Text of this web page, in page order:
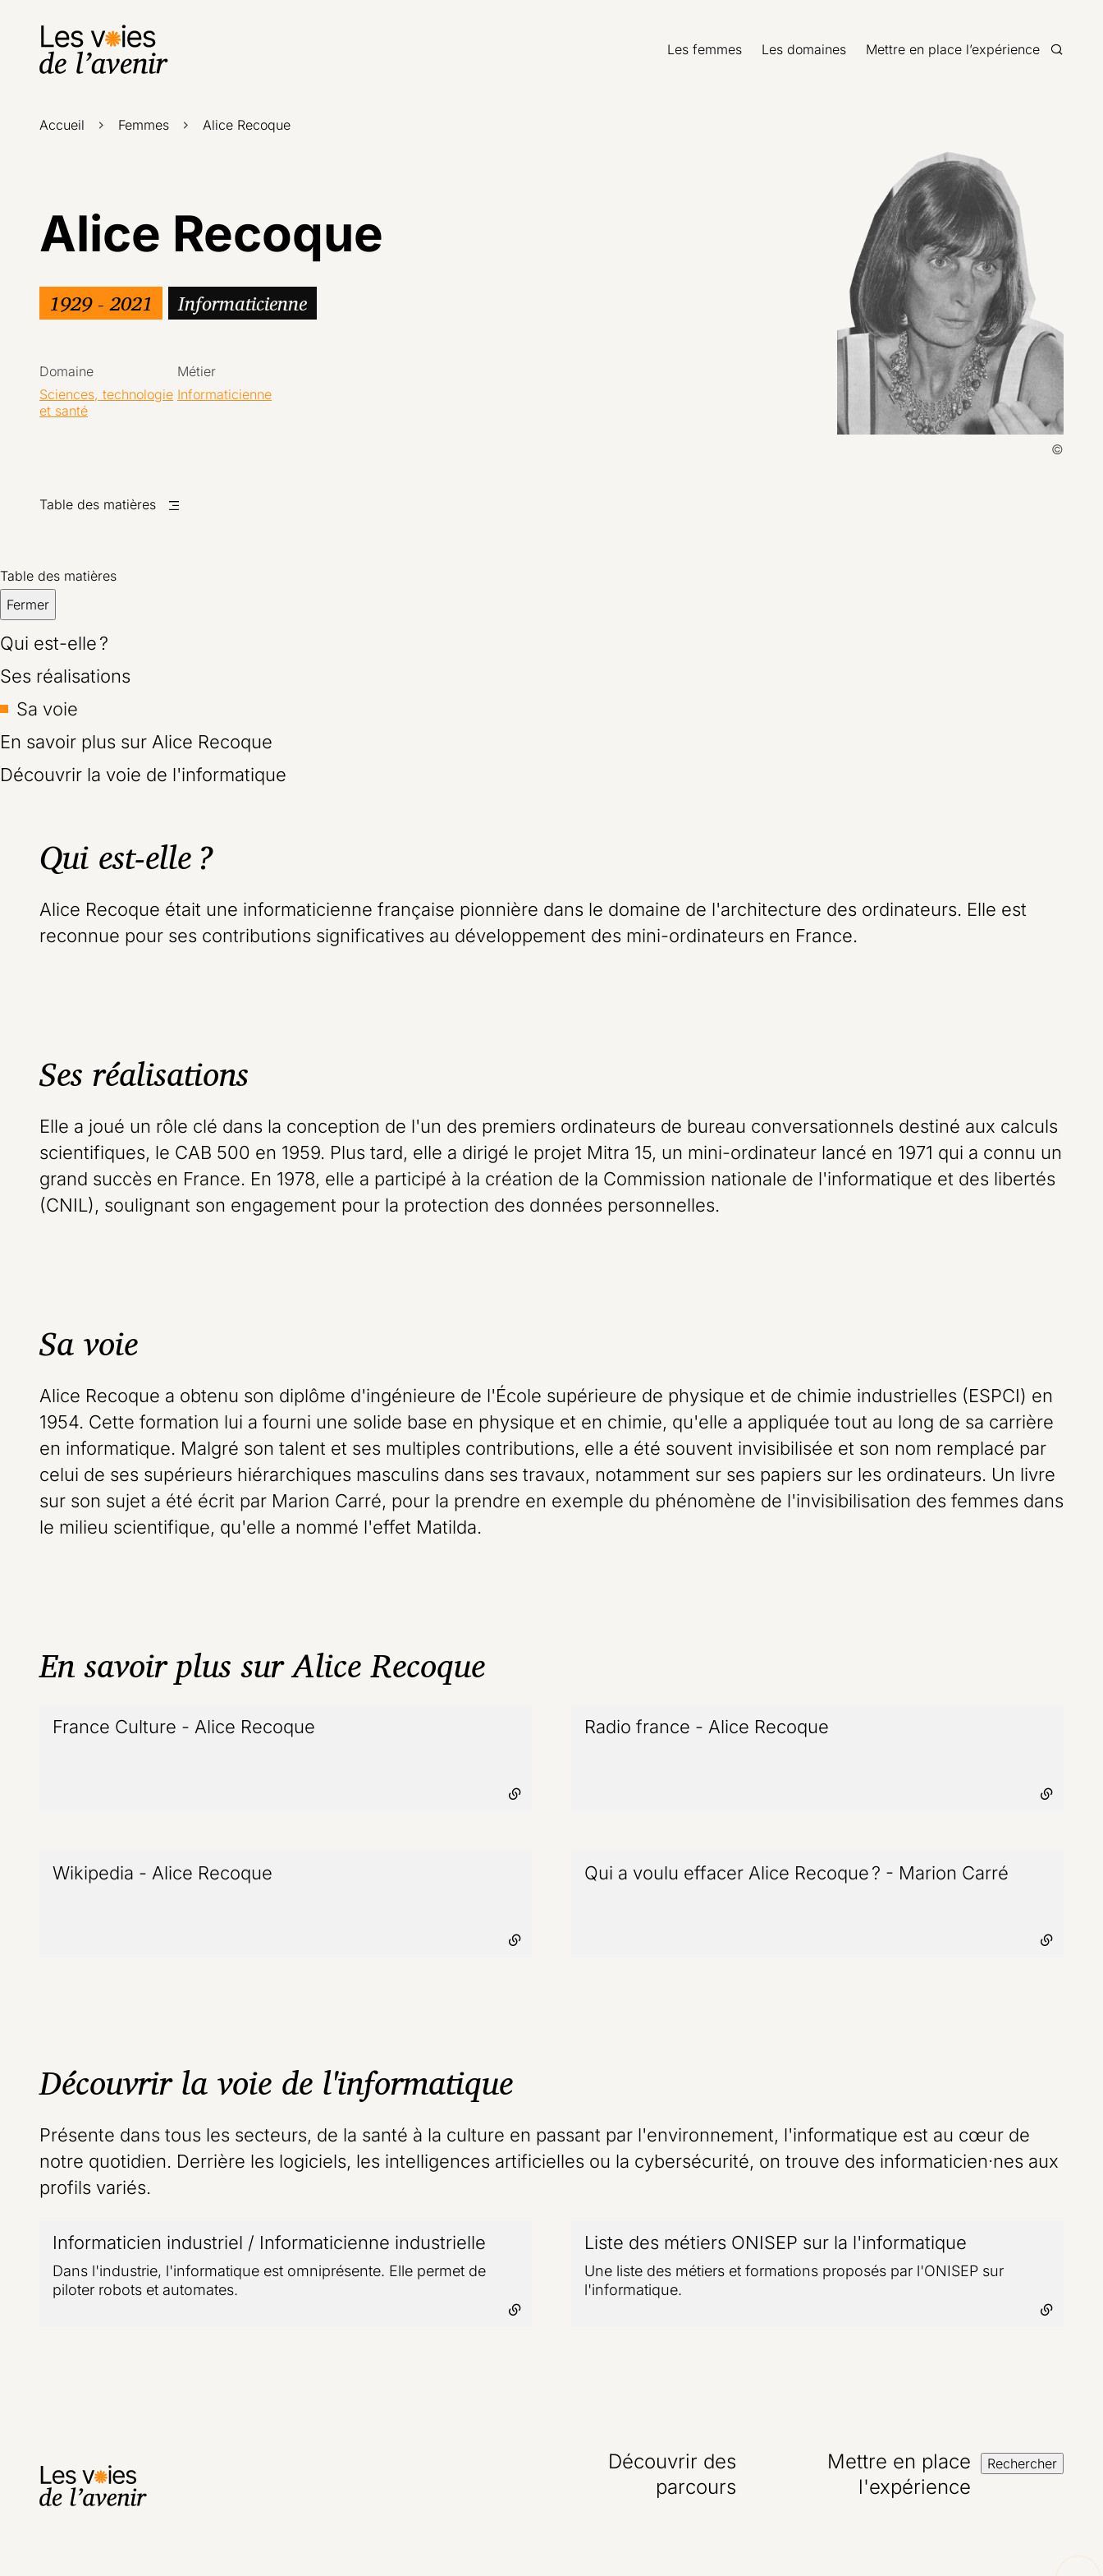
Les femmes Les domaines Mettre en place l’expérience
Accueil Femmes Alice Recoque
Alice Recoque
1929 - 2021 Informaticienne
Domaine
Sciences, technologie
et santé
Métier
Informaticienne
Agrandir l'image
Table des matières
Table des matières
Fermer
Qui est-elle ?
Ses réalisations
Sa voie
En savoir plus sur Alice Recoque
Découvrir la voie de l'informatique
Qui est-elle ?
Alice Recoque était une informaticienne française pionnière dans le domaine de l'architecture des ordinateurs. Elle est
reconnue pour ses contributions significatives au développement des mini-ordinateurs en France.
Ses réalisations
Elle a joué un rôle clé dans la conception de l'un des premiers ordinateurs de bureau conversationnels destiné aux calculs
scientifiques, le CAB 500 en 1959. Plus tard, elle a dirigé le projet Mitra 15, un mini-ordinateur lancé en 1971 qui a connu un
grand succès en France. En 1978, elle a participé à la création de la Commission nationale de l'informatique et des libertés
(CNIL), soulignant son engagement pour la protection des données personnelles.
Sa voie
Alice Recoque a obtenu son diplôme d'ingénieure de l'École supérieure de physique et de chimie industrielles (ESPCI) en
1954. Cette formation lui a fourni une solide base en physique et en chimie, qu'elle a appliquée tout au long de sa carrière
en informatique. Malgré son talent et ses multiples contributions, elle a été souvent invisibilisée et son nom remplacé par
celui de ses supérieurs hiérarchiques masculins dans ses travaux, notamment sur ses papiers sur les ordinateurs. Un livre
sur son sujet a été écrit par Marion Carré, pour la prendre en exemple du phénomène de l'invisibilisation des femmes dans
le milieu scientifique, qu'elle a nommé l'effet Matilda.
En savoir plus sur Alice Recoque
France Culture - Alice Recoque Radio france - Alice Recoque
Wikipedia - Alice Recoque Qui a voulu effacer Alice Recoque ? - Marion Carré
Découvrir la voie de l'informatique
Présente dans tous les secteurs, de la santé à la culture en passant par l'environnement, l'informatique est au cœur de
notre quotidien. Derrière les logiciels, les intelligences artificielles ou la cybersécurité, on trouve des informaticien·nes aux
profils variés.
Informaticien industriel / Informaticienne industrielle - lien externe
Dans l'industrie, l'informatique est omniprésente. Elle permet de
piloter robots et automates.
Liste des métiers ONISEP sur la l'informatique
Une liste des métiers et formations proposés par l'ONISEP sur
l'informatique.
Découvrir des
parcours
Mettre en place
l'expérience
Rechercher